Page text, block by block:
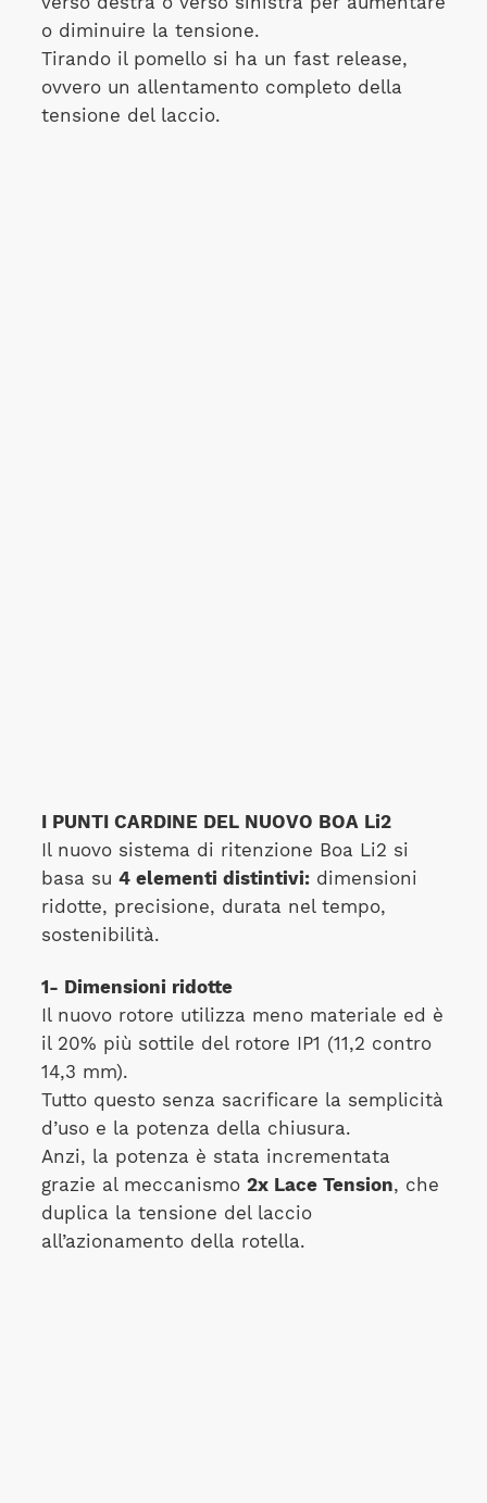
o diminuire la tensione.
Tirando il pomello si ha un fast release,
ovvero un allentamento completo della
tensione del laccio.
I PUNTI CARDINE DEL NUOVO BOA Li2
Il nuovo sistema di ritenzione Boa Li2 si
basa su 4 elementi distintivi:dimensioni
ridotte, precisione, durata nel tempo,
sostenibilità.
1- Dimensioni ridotte
Il nuovo rotore utilizza meno materiale ed è
il 20% più sottile del rotore IP1 (11,2 contro
14,3 mm).
Tutto questo senza sacrificare la semplicità
d’uso e la potenza della chiusura.
Anzi, la potenza è stata incrementata
grazie al meccanismo 2x Lace Tension, che
duplica la tensione del laccio
all’azionamento della rotella.